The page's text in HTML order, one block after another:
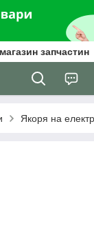
запчастин
Якоря на